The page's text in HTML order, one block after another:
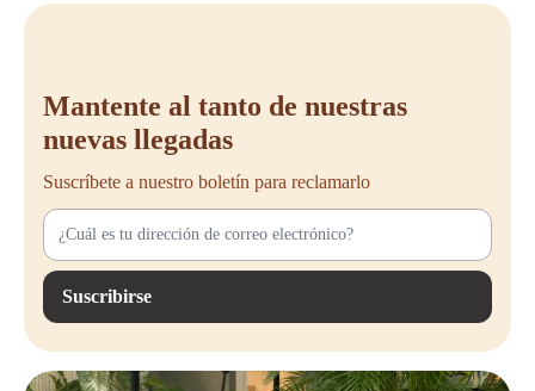
Mantente al tanto de nuestras
nuevas llegadas
Suscríbete a nuestro boletín para reclamarlo
Suscribirse